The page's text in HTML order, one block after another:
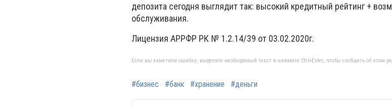
депозита сегодня выглядит так: высокий кредитный рейтинг +
обслуживания.
Лицензия АРРФР РК № 1.2.14/39 от 03.02.2020г.
Если вы заметили ошибку, выделите необходимый текст и нажмите Ctrl+Enter, чтобы сообщить об этом
#бизнес #банк #хранение #деньги